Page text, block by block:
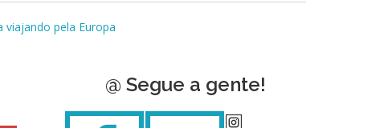
viajando pela Europa
@ Segue a gente!